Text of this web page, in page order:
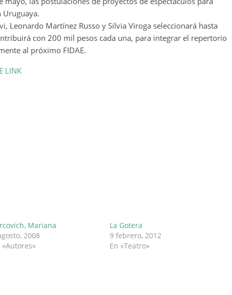
Uruguaya.
Leonardo Martínez Russo y Silvia Viroga seleccionará hasta
con 200 mil pesos cada una, para integrar el repertorio
al próximo FIDAE.
LINK
Mariana
2008
«Autores»
La Gotera
9 febrero, 2012
En «Teatro»